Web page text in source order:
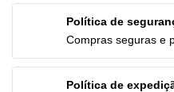
Política de
Compras seguras e
Política de